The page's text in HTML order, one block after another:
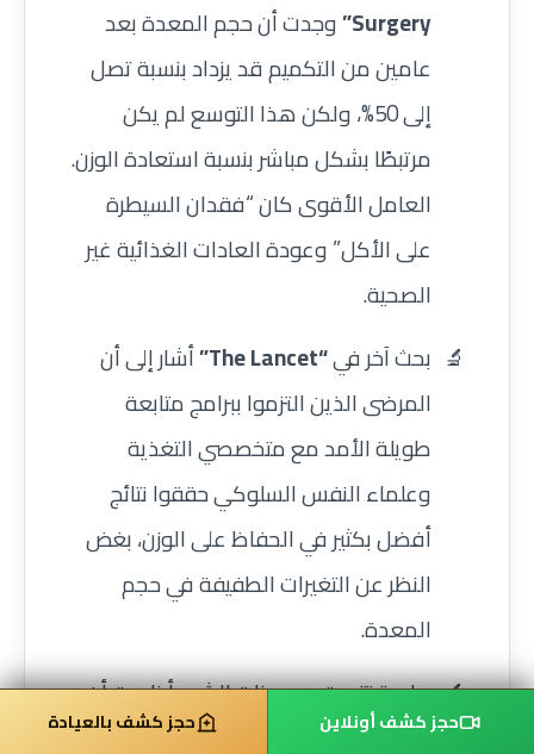
Surgery” وجدت أن حجم المعدة بعد
عامين من التكميم قد يزداد بنسبة تصل
إلى 50%، ولكن هذا التوسع لم يكن
مرتبطًا بشكل مباشر بنسبة استعادة الوزن.
العامل الأقوى كان “فقدان السيطرة
على الأكل” وعودة العادات الغذائية غير
الصحية.
بحث آخر في“The Lancet”
أشار إلى أن
المرضى الذين التزموا ببرامج متابعة
طويلة الأمد مع متخصصي التغذية
وعلماء النفس السلوكي حققوا نتائج
أفضل بكثير في الحفاظ على الوزن، بغض
النظر عن التغيرات الطفيفة في حجم
المعدة.
دراسة تتبعت هرمونات الشبع أظهرت أن
حساسية الجسم لهذه الهرمونات يمكن
حجز كشف أونلاين حجز كشف بالعيادة